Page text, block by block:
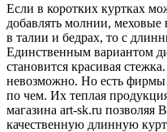
Если в коротких куртках
добавлять молнии, меховые
в талии и бедрах, то с
Единственным вариантом
становится красивая
невозможно. Но есть
по чем. Их теплая
магазина art-sk.ru позволяя
качественную длинную